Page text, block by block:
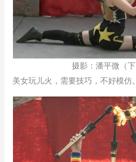
摄影：潘平微（下
美女玩儿火，需要技巧，不好模仿。